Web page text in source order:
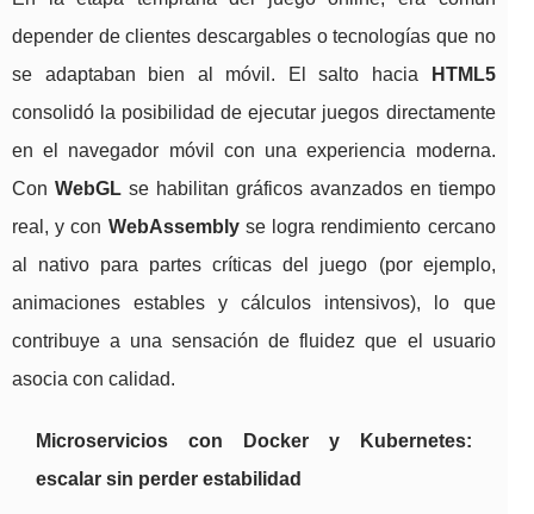
depender de clientes descargables o tecnologías que no
se adaptaban bien al móvil. El salto hacia
HTML5
consolidó la posibilidad de ejecutar juegos directamente
en el navegador móvil con una experiencia moderna.
Con WebGLse habilitan gráficos avanzados en tiempo
real, y con WebAssemblyse logra rendimiento cercano
al nativo para partes críticas del juego (por ejemplo,
animaciones estables y cálculos intensivos), lo que
contribuye a una sensación de fluidez que el usuario
asocia con calidad.
Microservicios con Docker y Kubernetes:
escalar sin perder estabilidad